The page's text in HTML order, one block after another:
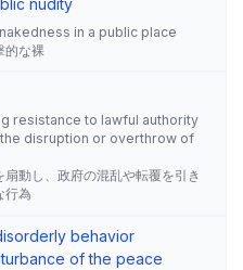
in a public place
的な裸
resistance to lawful authority
disruption or overthrow of
動し、政府の混乱や転覆を引き
行為
behavior
of the peace